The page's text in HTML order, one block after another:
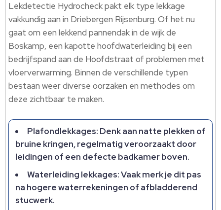
Lekdetectie Hydrocheck pakt elk type lekkage
vakkundig aan in Driebergen Rijsenburg.​ Of het nu
gaat om een lekkend pannendak in de wijk de
Boskamp, een kapotte hoofdwaterleiding bij een
bedrijfspand aan de Hoofdstraat of problemen met
vloerverwarming.​ Binnen de verschillende typen
bestaan weer diverse oorzaken en methodes om
deze zichtbaar te maken.​
Plafondlekkages: Denk aan natte plekken of
bruine kringen, regelmatig veroorzaakt door
leidingen of een defecte badkamer boven.​
Waterleiding lekkages: Vaak merk je dit pas
na hogere waterrekeningen of afbladderend
stucwerk.​